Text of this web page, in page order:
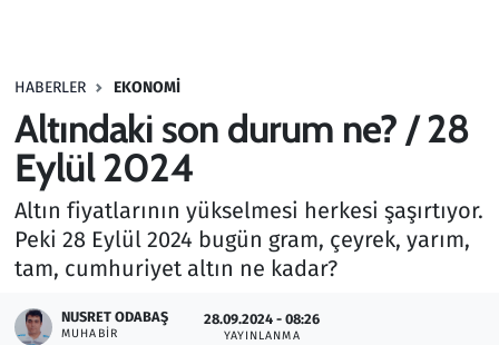
HABERLER EKONOMI
Altındaki son durum ne? / 28
Eylül 2024
Altın fiyatlarının yükselmesi herkesi şaşırtıyor.
Peki 28 Eylül 2024 bugün gram, çeyrek, yarım,
tam, cumhuriyet altın ne kadar?
NUSRET ODABAŞ
MUHABIR
28.09.2024 - 08:26
YAYINLANMA
Haber
Kültür Sanat
Kurumsal Haberler
Lezzet Durağı
Memur ve Kamu